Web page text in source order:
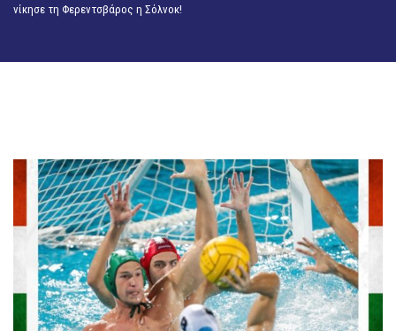
νίκησε τη Φερεντσβάρος η Σόλνοκ!